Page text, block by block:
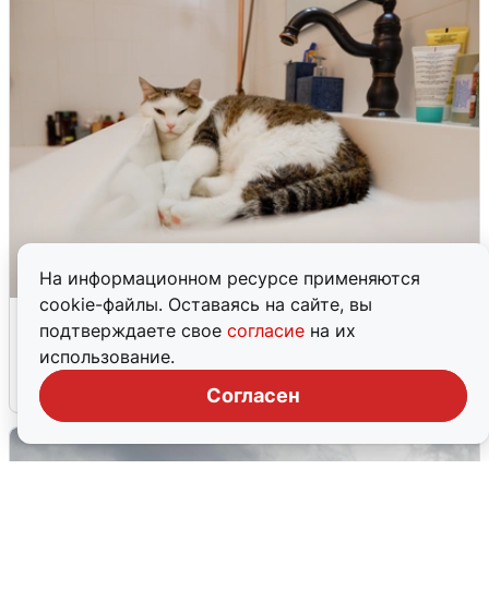
На информационном ресурсе применяются
cookie-файлы. Оставаясь на сайте, вы
подтверждаете свое согласие на их
использование.
Согласен
Екатеринбуржцам объяснили, когда
вернут воду
8 августа